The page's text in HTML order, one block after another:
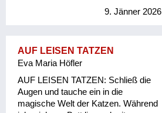
9. Jänner 2026
AUF LEISEN TATZEN
Eva Maria Höfler
AUF LEISEN TATZEN: Schließ die
Augen und tauche ein in die
magische Welt der Katzen. Während